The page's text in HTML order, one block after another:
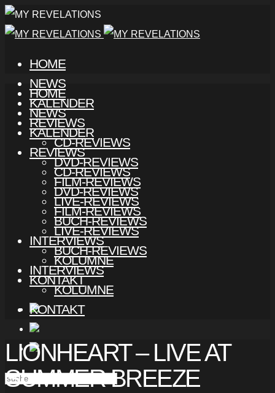
HOME
NEWS
KALENDER
REVIEWS
CD-REVIEWS
DVD-REVIEWS
FILM-REVIEWS
LIVE-REVIEWS
BUCH-REVIEWS
INTERVIEWS
KOLUMNE
KONTAKT
HOME
NEWS
KALENDER
REVIEWS
CD-REVIEWS
DVD-REVIEWS
FILM-REVIEWS
LIVE-REVIEWS
BUCH-REVIEWS
INTERVIEWS
KOLUMNE
KONTAKT
LIONHEART – LIVE AT
SUMMER BREEZE